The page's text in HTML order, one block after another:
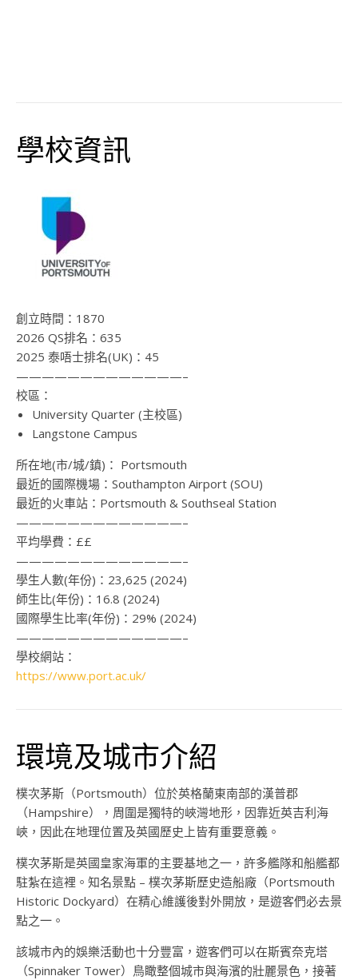
學校資訊
創立時間： 1870
2026 QS排名： 635
2025 泰唔士排名(UK)：45
—————————————–
校區：
University Quarter (主校區)
Langstone Campus
所在地(市/城/鎮)： Portsmouth
最近的國際機場： Southampton Airport (SOU)
最近的火車站： Portsmouth & Southseal Station
—————————————–
平均學費： ££
—————————————–
學生人數(年份)： 23,625 (2024)
師生比(年份)： 16.8 (2024)
國際學生比率(年份)： 29% (2024)
—————————————–
學校網站：
https://www.port.ac.uk/
環境及城市介紹
樸次茅斯（Portsmouth）位於英格蘭東南部的漢普郡
（Hampshire），周圍是獨特的峽灣地形，因靠近英吉利海
峽，因此在地理位置及英國歷史上皆有重要意義。
樸次茅斯是英國皇家海軍的主要基地之一，許多艦隊和船艦都
駐紮在這裡。知名景點 – 樸次茅斯歷史造船廠（Portsmouth
Historic Dockyard）在精心維護後對外開放，是遊客們必去景
點之一。
該城市內的娛樂活動也十分豐富，遊客們可以在斯賓奈克塔
（Spinnaker Tower）鳥瞰整個城市與海濱的壯麗景色，接著